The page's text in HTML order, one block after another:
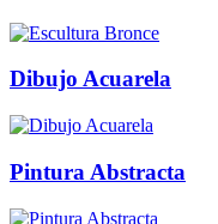
Dibujo Acuarela
Pintura Abstracta